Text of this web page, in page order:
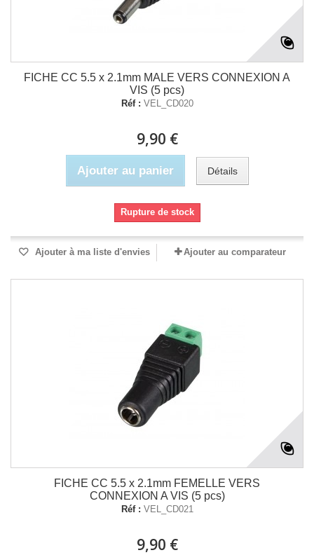
FICHE CC 5.5 x 2.1mm MALE VERS CONNEXION A
VIS (5 pcs)
Réf : VEL_CD020
9,90 €
Ajouter au panier Détails
Rupture de stock
Ajouter à ma liste d'envies Ajouter au comparateur
FICHE CC 5.5 x 2.1mm FEMELLE VERS
CONNEXION A VIS (5 pcs)
Réf : VEL_CD021
9,90 €